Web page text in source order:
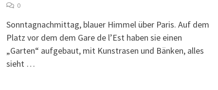
0
Sonntagnachmittag, blauer Himmel über Paris. Auf dem
Platz vor dem dem Gare de l’Est haben sie einen
„Garten“ aufgebaut, mit Kunstrasen und Bänken, alles
sieht …